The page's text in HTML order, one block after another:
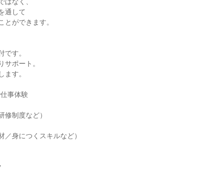
通して
とができます。
です。
サポート。
ます。
事体験
修制度など）
／身につくスキルなど）